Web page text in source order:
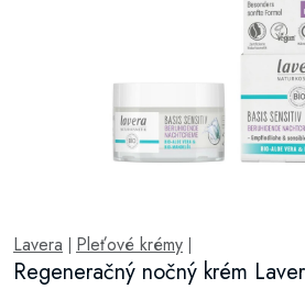
Lavera | Pleťové krémy |
Regeneračný nočný krém